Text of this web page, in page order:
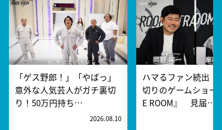
「ゲス野郎！」「やばっ」
意外な人気芸人がガチ裏切
り！50万円持ち…
2026.08.10
ハマるファン続出！
切りのゲームショー
E ROOM』 見届…